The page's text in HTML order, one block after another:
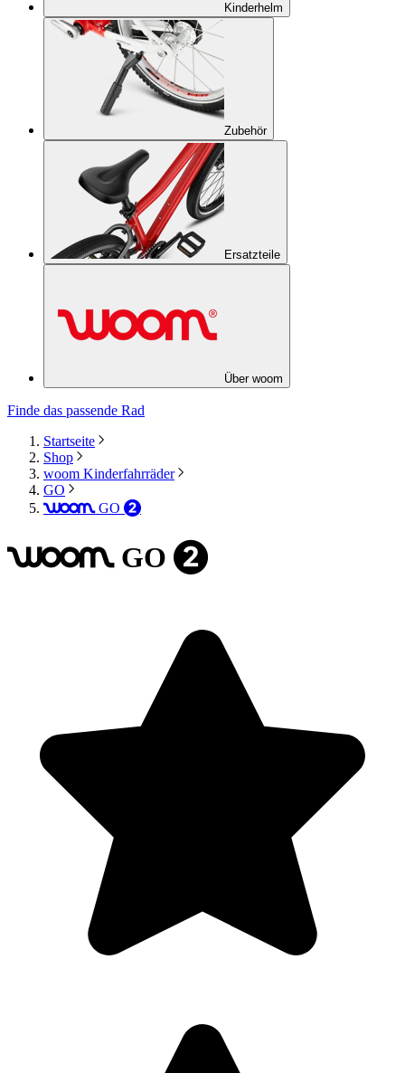
Kinderhelm
Zubehör
Ersatzteile
Über woom
Finde das passende Rad
Startseite
Shop
woom Kinderfahrräder
GO
woom GO 2
woom GO 2